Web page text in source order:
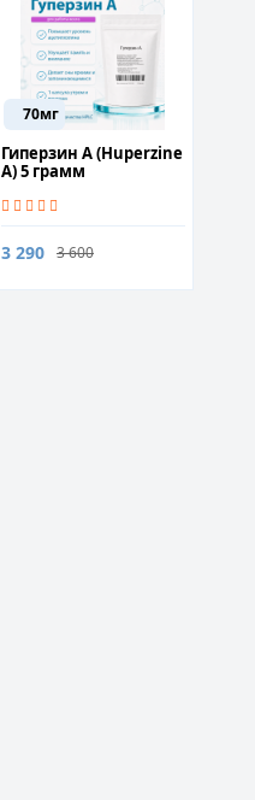
70мг
Гиперзин А (Huperzine
A) 5 грамм
3 290 3 600